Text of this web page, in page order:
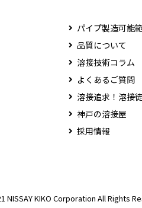
パイプ製造可能
品質について
溶接技術コラム
よくあるご質問
溶接追求！溶接
神戸の溶接屋
採用情報
NISSAY KIKO Corporation All Rights